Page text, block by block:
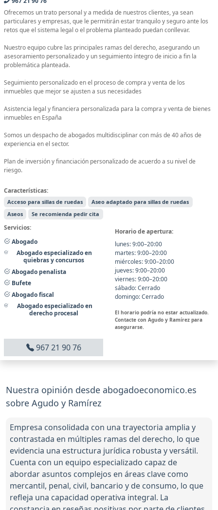
Ofrecemos un trato personal y a medida de nuestros clientes, ya sean
particulares y empresas, que le permitirán estar tranquilo y seguro ante los
retos que el sistema legal o el problema planteado puedan conllevar.
Nuestro equipo cubre las principales ramas del derecho, asegurando un
asesoramiento personalizado y un seguimiento íntegro de inicio a fin la
problemática planteada.
Seguimiento personalizado en el proceso de compra y venta de los
inmuebles que mejor se ajusten a sus necesidades
Asistencia legal y financiera personalizada para la compra y venta de bienes
inmuebles en España
Somos un despacho de abogados multidisciplinar con más de 40 años de
experiencia en el sector.
Plan de inversión y financiación personalizado de acuerdo a su nivel de
riesgo.
Características:
Acceso para sillas de ruedas
Aseo adaptado para sillas de ruedas
Aseos
Se recomienda pedir cita
Servicios:
Abogado
Abogado especializado en
quiebras y concursos
Abogado penalista
Bufete
Abogado fiscal
Abogado especializado en
derecho procesal
Horario de apertura:
lunes: 9:00–20:00
martes: 9:00–20:00
miércoles: 9:00–20:00
jueves: 9:00–20:00
viernes: 9:00–20:00
sábado: Cerrado
domingo: Cerrado
El horario podría no estar actualizado.
Contacte con Agudo y Ramírez para
asegurarse.
967 21 90 76
Nuestra opinión desde abogadoeconomico.es
sobre Agudo y Ramírez
Empresa consolidada con una trayectoria amplia y
contrastada en múltiples ramas del derecho, lo que
evidencia una estructura jurídica robusta y versátil.
Cuenta con un equipo especializado capaz de
abordar asuntos complejos en áreas clave como
mercantil, penal, civil, bancario y de consumo, lo que
refleja una capacidad operativa integral. La